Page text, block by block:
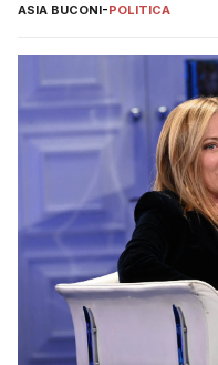
ASIA BUCONI-POLITICA